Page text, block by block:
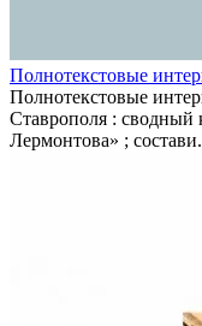
Полнотекстовые
Полнотекстовые
Ставрополя :
Лермонтова» ;